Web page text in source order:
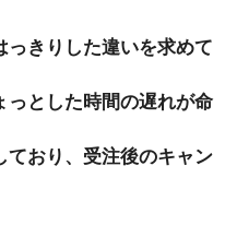
っきりした違いを求めて
っとした時間の遅れが命
ており、受注後のキャン